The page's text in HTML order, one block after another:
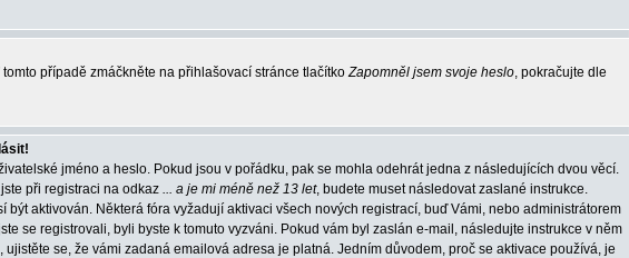
případě zmáčkněte na přihlašovací stránce tlačítkoZapomněl jsem svoje heslo, pokračujte dle
jméno a heslo. Pokud jsou v pořádku, pak se mohla odehrát jedna z následujících dvou věcí.
při registraci na odkaz ... a je mi méně než 13 let, budete muset následovat zaslané instrukce.
být aktivován. Některá fóra vyžadují aktivaci všech nových registrací, buď Vámi, nebo administrátorem
se registrovali, byli byste k tomuto vyzváni. Pokud vám byl zaslán e-mail, následujte instrukce v něm
se, že vámi zadaná emailová adresa je platná. Jedním důvodem, proč se aktivace používá, je